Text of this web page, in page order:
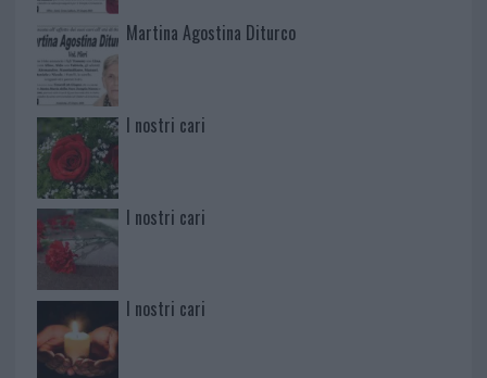
Martina Agostina Diturco
I nostri cari
I nostri cari
I nostri cari